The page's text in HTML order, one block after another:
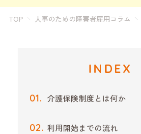
TOP 人事のための障害者雇用コラム
INDEX
介護保険制度とは何か
利用開始までの流れ